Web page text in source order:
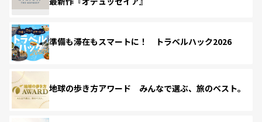
準備も滞在もスマートに！ トラベルハック2026
地球の歩き方アワード みんなで選ぶ、旅のベスト。